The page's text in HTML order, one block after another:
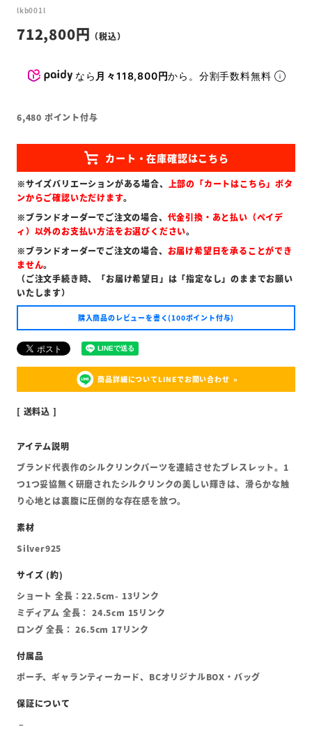
lkb001l
712,800
なら 月々118,800円から。分割手数料無料
6,480 ポイント付与
※サイズバリエーションがある場合、 上部の「カートはこちら」ボタ
ンからご確認いただけます。
※ブランドオーダーでご注文の場合、 代金引換・あと払い（ペイデ
ィ）以外のお支払い方法をお選びください。
※ブランドオーダーでご注文の場合、 お届け希望日を承ることができ
ません。
（ご注文手続き時、「お届け希望日」は「指定なし」のままでお願い
いたします）
購入商品のレビューを書く(100ポイント付与)
商品詳細についてLINEでお問い合わせ
送料込
ブランド代表作のシルクリンクパーツを連結させたブレスレット。1
つ1つ妥協無く研磨されたシルクリンクの美しい輝きは、滑らかな触
り心地とは裏腹に圧倒的な存在感を放つ。
Silver925
ショート 全長：22.5cm- 13リンク
ミディアム 全長： 24.5cm 15リンク
ロング 全長： 26.5cm 17リンク
ポーチ、ギャランティーカード、BCオリジナルBOX・バッグ